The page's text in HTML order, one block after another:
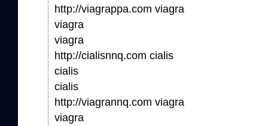
http://viagrappa.com viagra
viagra
viagra
http://cialisnnq.com cialis
cialis
cialis
http://viagrannq.com viagra
viagra